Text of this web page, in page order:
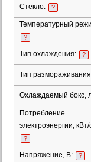
Стекло: ?
Температурный
?
Тип охлаждения: ?
Тип
Охлаждаемый бокс,
Потребление
электроэнергии, кВт/
?
Напряжение, В: ?